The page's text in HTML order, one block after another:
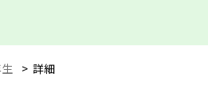
> 詳細